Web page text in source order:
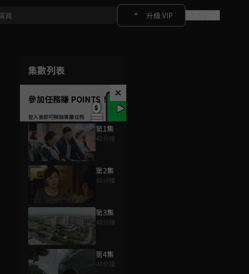
升級 VIP
集數列表
參加任務賺 POINTS！
第1集
48分鐘
第2集
48分鐘
第3集
48分鐘
第4集
48分鐘